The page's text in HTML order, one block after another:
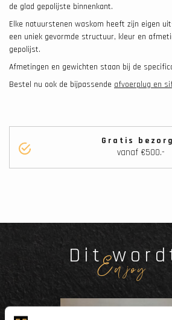
de glad gepolijste binnenkant.
Elke natuurstenen waskom heeft zijn eigen
een uniek gevormde structuur, kleur en
gepolijst.
Afmetingen en gewichten staan bij de
Bestel nu ook de bijpassende afvoerplug en
Gratis
vanaf €500.-
Dit
Enjoy